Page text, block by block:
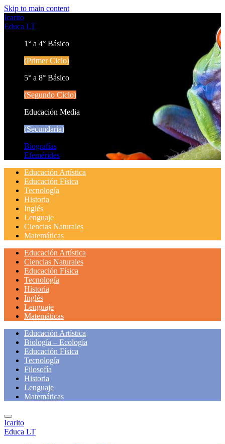
Skip to main content
Icarito
Educa LT
1° a 4° Básico
(Primer Ciclo)
5° a 8° Básico
(Segundo Ciclo)
Educación Media
(Secundaria)
Biografías
Efemérides
Educación Artística
Educación Física
Tecnología
Historia
Inglés
Lenguaje
Ciencias Naturales
Matemáticas
Educación Artística
Ciencias Naturales
Educación Física
Tecnología
Historia
Inglés
Lenguaje
Matemáticas
Educación Artística
Biología – Ecología
Educación Física
Tecnología
Filosofía
Historia
Lenguaje
Matemáticas
Icarito
Educa LT